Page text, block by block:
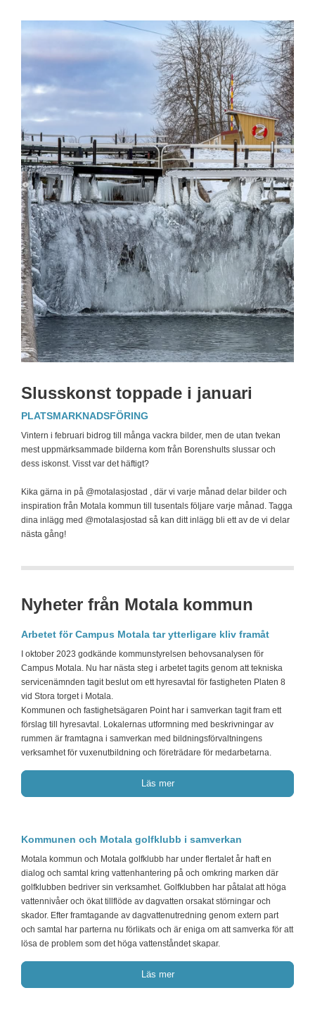
Slusskonst toppade i januari
PLATSMARKNADSFÖRING
Vintern i februari bidrog till många vackra bilder, men de utan tvekan
mest uppmärksammade bilderna kom från Borenshults slussar och
dess iskonst. Visst var det häftigt?
Kika gärna in på @motalasjostad , där vi varje månad delar bilder och
inspiration från Motala kommun till tusentals följare varje månad. Tagga
dina inlägg med @motalasjostad så kan ditt inlägg bli ett av de vi delar
nästa gång!
Nyheter från Motala kommun
Arbetet för Campus Motala tar ytterligare kliv framåt
I oktober 2023 godkände kommunstyrelsen behovsanalysen för
Campus Motala. Nu har nästa steg i arbetet tagits genom att tekniska
servicenämnden tagit beslut om ett hyresavtal för fastigheten Platen 8
vid Stora torget i Motala.
Kommunen och fastighetsägaren Point har i samverkan tagit fram ett
förslag till hyresavtal. Lokalernas utformning med beskrivningar av
rummen är framtagna i samverkan med bildningsförvaltningens
verksamhet för vuxenutbildning och företrädare för medarbetarna.
Läs mer
Kommunen och Motala golfklubb i samverkan
Motala kommun och Motala golfklubb har under flertalet år haft en
dialog och samtal kring vattenhantering på och omkring marken där
golfklubben bedriver sin verksamhet. Golfklubben har påtalat att höga
vattennivåer och ökat tillflöde av dagvatten orsakat störningar och
skador. Efter framtagande av dagvattenutredning genom extern part
och samtal har parterna nu förlikats och är eniga om att samverka för att
lösa de problem som det höga vattenståndet skapar.
Läs mer